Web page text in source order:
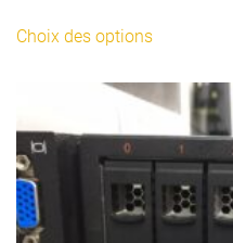
à
1310,00€
Choix des optionsproduit
plusieurs
variations.
options
peuvent